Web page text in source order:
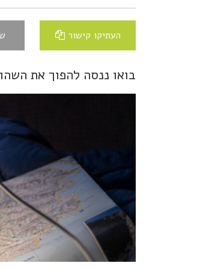
העתיקו קישור
בואו ננסה להפוך את